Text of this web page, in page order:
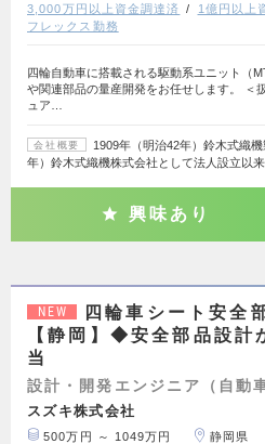
3,000万円以上資金調達済
1億円以上
フレックス勤務
四輪自動車に搭載される駆動系ユニット（
や関連部品の量産開発をお任せします。 ＜
ュア…
会社概要
1909年（明治42年）鈴木式織
年）鈴木式織機株式会社として法人設立以
興味あり
NEW
四輪車シート安全
【静岡】◆安全部品設計
当
設計・開発エンジニア（自動
スズキ株式会社
500万円 ～ 1049万円 静岡県